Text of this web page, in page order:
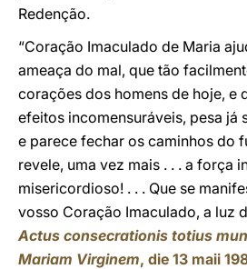
Redenção.
“Coração Imaculado de Maria
ameaça do mal, que tão
corações dos homens de hoje, e
efeitos incomensuráveis, pesa já
e parece fechar os caminhos do
revele, uma vez mais . . . a força
misericordioso! . . . Que se
vosso Coração Imaculado, a luz
Actus consecrationis totius
Mariam Virginem, die 13 maii